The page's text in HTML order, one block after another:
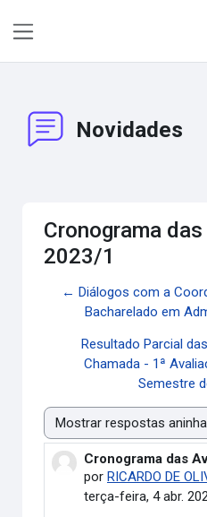
Novidades
Cronograma
2023/1
← Diálogos com a
Bacharelado em
Resultado Parcial
Chamada - 1ª
Semestre
Modo de visualização
Cronograma das
por RICARDO DE
terça-feira, 4 abr.
Número de